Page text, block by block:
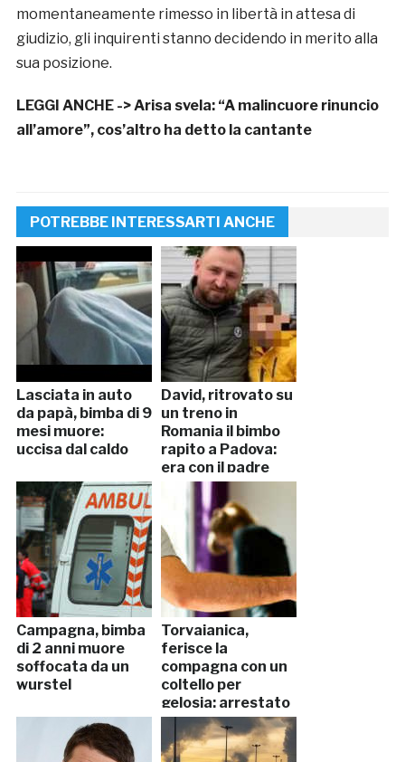
momentaneamente rimesso in libertà in attesa di
giudizio, gli inquirenti stanno decidendo in merito alla
sua posizione.
LEGGI ANCHE ->Arisa svela: “A malincuore rinuncio
all’amore”, cos’altro ha detto la cantante
POTREBBE INTERESSARTI ANCHE
Lasciata in auto
da papà, bimba di 9
mesi muore:
uccisa dal caldo
David, ritrovato su
un treno in
Romania il bimbo
rapito a Padova:
era con il padre
Campagna, bimba
di 2 anni muore
soffocata da un
wurstel
Torvaianica,
ferisce la
compagna con un
coltello per
gelosia: arrestato